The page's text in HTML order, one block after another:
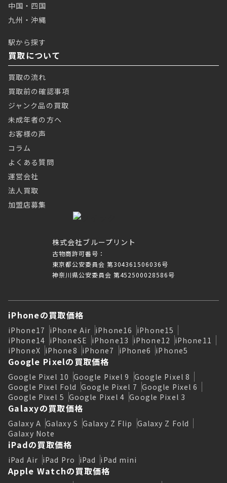
株式会社ブループリント
古物商許可番号：
東京都公安委員会 第304361506036号
神奈川県公安委員会 第452500028586号
中国・四国
九州・沖縄
駅から探す
買取について
買取の流れ
買取前の確認事項
ジャンク品の買取
未成年者の方へ
お客様の声
コラム
よくある質問
運営会社
法人買取
加盟店募集
iPhoneの買取価格
iPhone17 iPhone Air iPhone16 iPhone15
iPhone14 iPhoneSE iPhone13 iPhone12 iPhone11
iPhoneX iPhone8 iPhone7 iPhone6 iPhone5
Google Pixelの買取価格
Google Pixel 10 Google Pixel 9 Google Pixel 8
Google Pixel Fold Google Pixel 7 Google Pixel 6
Google Pixel 5 Google Pixel 4 Google Pixel 3
Galaxyの買取価格
Galaxy A Galaxy S Galaxy Z Flip Galaxy Z Fold
Galaxy Note
iPadの買取価格
iPad Air iPad Pro iPad iPad mini
Apple Watchの買取価格